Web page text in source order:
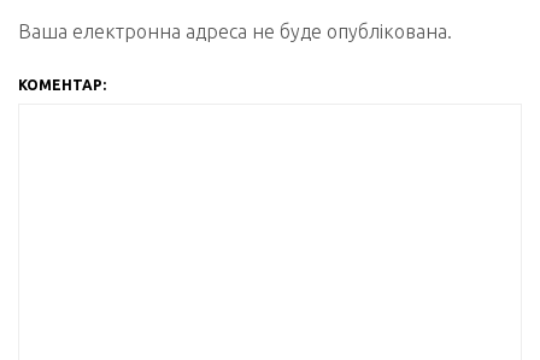
Ваша електронна адреса не буде опублікована.
КОМЕНТАР: